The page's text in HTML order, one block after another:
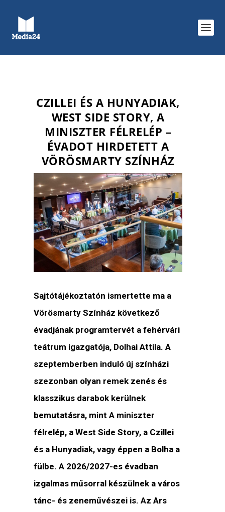
CZILLEI ÉS A HUNYADIAK,
WEST SIDE STORY, A
MINISZTER FÉLRELÉP –
ÉVADOT HIRDETETT A
VÖRÖSMARTY SZÍNHÁZ
Sajtótájékoztatón ismertette ma a
Vörösmarty Színház következő
évadjának programtervét a fehérvári
teátrum igazgatója, Dolhai Attila. A
szeptemberben induló új színházi
szezonban olyan remek zenés és
klasszikus darabok kerülnek
bemutatásra, mint A miniszter
félrelép, a West Side Story, a Czillei
és a Hunyadiak, vagy éppen a Bolha a
fülbe. A 2026/2027-es évadban
izgalmas műsorral készülnek a város
tánc- és zeneművészei is. Az Ars